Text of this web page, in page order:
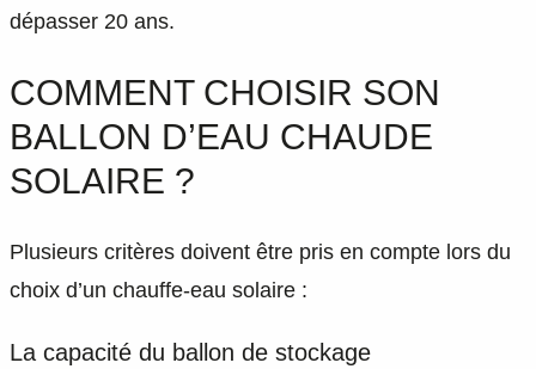
dépasser 20 ans.
COMMENT CHOISIR SON
BALLON D’EAU CHAUDE
SOLAIRE ?
Plusieurs critères doivent être pris en compte lors du
choix d’un chauffe-eau solaire :
La capacité du ballon de stockage